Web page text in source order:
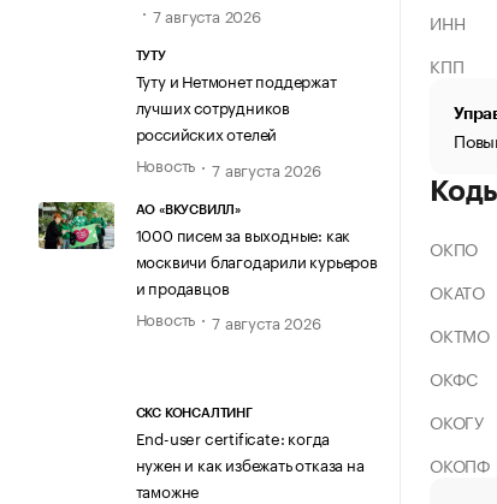
7 августа 2026
ТУТУ
Туту и Нетмонет поддержат
лучших сотрудников
российских отелей
Новость
7 августа 2026
АО «ВКУСВИЛЛ»
1000 писем за выходные: как
москвичи благодарили курьеров
и продавцов
Новость
7 августа 2026
СКС КОНСАЛТИНГ
End-user certificate: когда
нужен и как избежать отказа на
таможне
ИНН
КПП
ОКПО
ОКАТО
ОКТМО
ОКФС
ОКОГУ
ОКОПФ